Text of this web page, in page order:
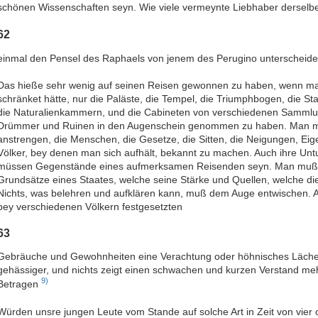
Wissenschaften seyn. Wie viele vermeynte Liebhaber
den Pensel des Raphaels von jenem des Perugino
hieße sehr wenig auf seinen Reisen gewonnen zu haben, wenn
hätte, nur die Paläste, die Tempel, die Triumphbogen, die
Naturalienkammern, und die Cabineten von verschiedenen
und Ruinen in den Augenschein genommen zu haben. Man
die Menschen, die Gesetze, die Sitten, die Neigungen,
bey denen man sich aufhält, bekannt zu machen. Auch ihre
Gegenstände eines aufmerksamen Reisenden seyn. Man
eines Staates, welche seine Stärke und Quellen, welche
was belehren und aufklären kann, muß dem Auge entwischen.
verschiedenen Völkern festgesetzten
und Gewohnheiten eine Verachtung oder höhnisches
und nichts zeigt einen schwachen und kurzen Verstand
9)
unsre jungen Leute vom Stande auf solche Art in Zeit von vier